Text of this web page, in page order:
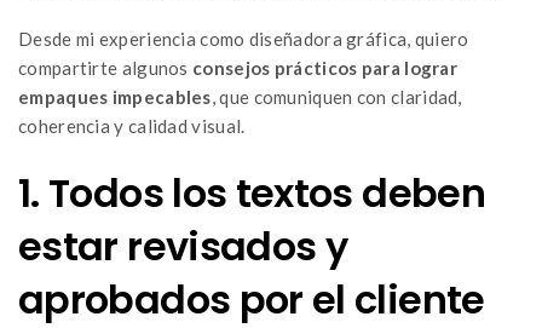
Desde mi experiencia como diseñadora gráfica, quiero
compartirte algunos consejos prácticos para lograr
empaques impecables, que comuniquen con claridad,
coherencia y calidad visual.
1. Todos los textos deben
estar revisados y
aprobados por el cliente